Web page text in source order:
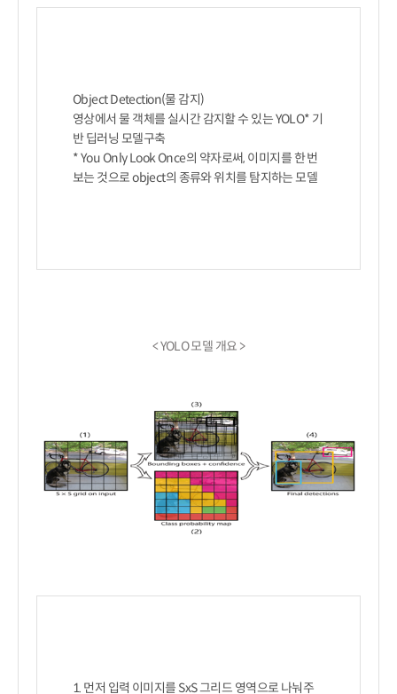
Object Detection(물 감지)
영상에서 물 객체를 실시간 감지할 수 있는 YOLO* 기
반 딥러닝 모델구축
* You Only Look Once의 약자로써, 이미지를 한 번
보는 것으로 object의 종류와 위치를 탐지하는 모델
< YOLO 모델 개요 >
1. 먼저 입력 이미지를 SxS 그리드 영역으로 나눠주